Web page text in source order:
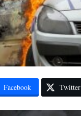
Facebook Twitter